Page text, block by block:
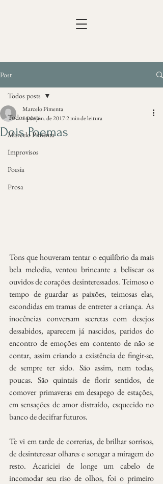
Post
Todos posts
Marcelo Pimenta
Improvisos
Poesia
Prosa
Todos posts
Dois Poemas
Marcelo Pimenta
16 de jun. de 20172 min de leitura
Tons que houveram tentar o equilíbrio da mais
bela melodia, ventou brincante a beliscar os
ouvidos de corações desinteressados. Teimoso o
tempo de guardar as paixões, teimosas elas,
escondidas em tramas de entreter a criança. As
inocências conversam secretas com desejos
dessabidos, aparecem já nascidos, paridos do
encontro de emoções em contento de não se
contar, assim criando a existência de fingir-se,
de sempre ter sido. São assim, nem todas,
poucas. São quintais de florir sentidos, de
comover primaveras em desapego de estações,
em sensações de amor distraído, esquecido no
banco de decifrar futuros.
Te vi em tarde de correrias, de brilhar sorrisos,
de desinteressar olhares e sonegar a miragem do
resto. Acariciei de longe um cabelo de
incomodar seu riso de olhos, foi o primeiro